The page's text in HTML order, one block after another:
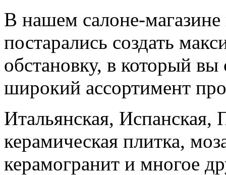
В нашем салоне-
постарались создать
обстановку, в который
широкий ассортимент
Итальянская, Испанская,
керамическая плитка,
керамогранит и многое